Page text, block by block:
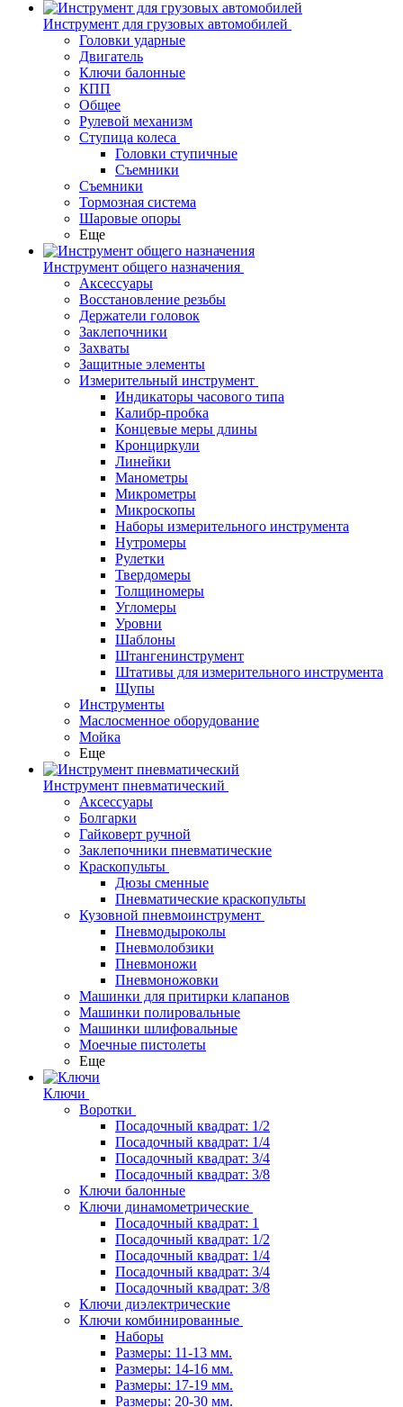
Инструмент для грузовых автомобилей
Головки ударные
Двигатель
Ключи балонные
КПП
Общее
Рулевой механизм
Ступица колеса
Головки ступичные
Съемники
Съемники
Тормозная система
Шаровые опоры
Еще
Инструмент общего назначения
Аксессуары
Восстановление резьбы
Держатели головок
Заклепочники
Захваты
Защитные элементы
Измерительный инструмент
Индикаторы часового типа
Калибр-пробка
Концевые меры длины
Кронциркули
Линейки
Манометры
Микрометры
Микроскопы
Наборы измерительного инструмента
Нутромеры
Рулетки
Твердомеры
Толщиномеры
Угломеры
Уровни
Шаблоны
Штангенинструмент
Штативы для измерительного инструмента
Щупы
Инструменты
Маслосменное оборудование
Мойка
Еще
Инструмент пневматический
Аксессуары
Болгарки
Гайковерт ручной
Заклепочники пневматические
Краскопульты
Дюзы сменные
Пневматические краскопульты
Кузовной пневмоинструмент
Пневмодыроколы
Пневмолобзики
Пневмоножи
Пневмоножовки
Машинки для притирки клапанов
Машинки полировальные
Машинки шлифовальные
Моечные пистолеты
Еще
Ключи
Воротки
Посадочный квадрат: 1/2
Посадочный квадрат: 1/4
Посадочный квадрат: 3/4
Посадочный квадрат: 3/8
Ключи балонные
Ключи динамометрические
Посадочный квадрат: 1
Посадочный квадрат: 1/2
Посадочный квадрат: 1/4
Посадочный квадрат: 3/4
Посадочный квадрат: 3/8
Ключи диэлектрические
Ключи комбинированные
Наборы
Размеры: 11-13 мм.
Размеры: 14-16 мм.
Размеры: 17-19 мм.
Размеры: 20-30 мм.